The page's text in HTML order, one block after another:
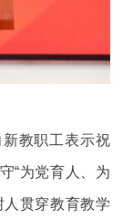
教职工表示祝
“为党育人、为
人贯穿教育教学